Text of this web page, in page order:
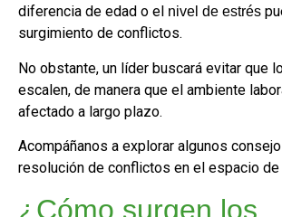
diferencia de edad o el nivel de estrés
surgimiento de conflictos.
No obstante, un líder buscará evitar que
escalen, de manera que el ambiente
afectado a largo plazo.
Acompáñanos a explorar algunos
resolución de conflictos en el espacio de
¿Cómo surgen los